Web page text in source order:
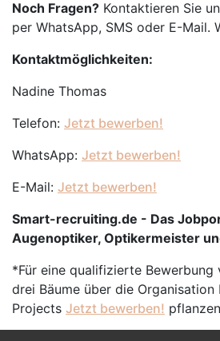
Noch Fragen? Kontaktieren Sie
per WhatsApp, SMS oder E-Mail.
Kontaktmöglichkeiten:
Nadine Thomas
Telefon: Jetzt bewerben!
WhatsApp: Jetzt bewerben!
E-Mail: Jetzt bewerben!
Smart-recruiting.de - Das
Augenoptiker, Optikermeister
*Für eine qualifizierte Bewerbung
drei Bäume über die
Projects Jetzt bewerben!